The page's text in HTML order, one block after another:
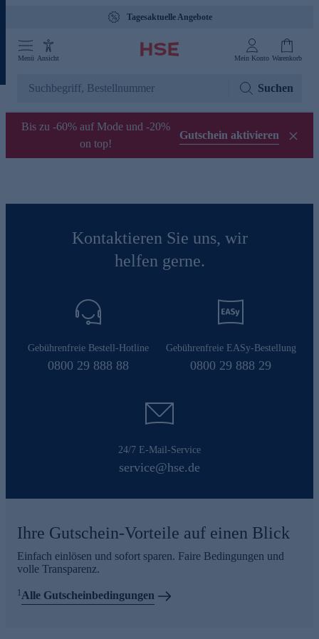
Tagesaktuelle Angebote
Menü Ansicht Mein Konto Warenkorb
Suchen
Bis zu -60% auf Mode und -20%
on top!
Gutschein aktivieren
Kontaktieren Sie uns, wir
helfen gerne.
Gebührenfreie Bestell-Hotline
0800 29 888 88
Gebührenfreie EASy-Bestellung
0800 29 888 29
24/7 E-Mail-Service
service@hse.de
Ihre Gutschein-Vorteile auf einen Blick
Einfach einlösen und sofort sparen. Faire Bedingungen und
volle Transparenz.
1Alle Gutscheinbedingungen